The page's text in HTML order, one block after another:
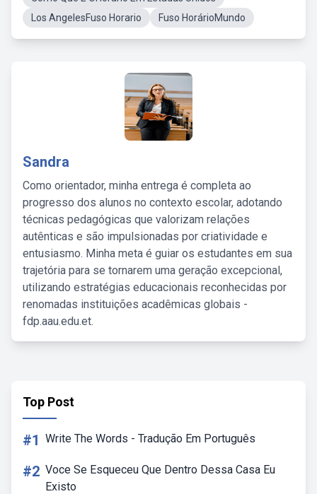
Los AngelesFuso Horario
Fuso HorárioMundo
Sandra
Como orientador, minha entrega é completa ao
progresso dos alunos no contexto escolar, adotando
técnicas pedagógicas que valorizam relações
autênticas e são impulsionadas por criatividade e
entusiasmo. Minha meta é guiar os estudantes em sua
trajetória para se tornarem uma geração excepcional,
utilizando estratégias educacionais reconhecidas por
renomadas instituições acadêmicas globais -
fdp.aau.edu.et.
Top Post
#1 Write The Words - Tradução Em Português
#2 Voce Se Esqueceu Que Dentro Dessa Casa Eu
Existo